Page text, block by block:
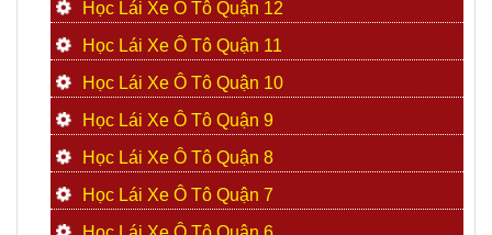
Học Lái Xe Ô Tô Quận 12
Học Lái Xe Ô Tô Quận 11
Học Lái Xe Ô Tô Quận 10
Học Lái Xe Ô Tô Quận 9
Học Lái Xe Ô Tô Quận 8
Học Lái Xe Ô Tô Quận 7